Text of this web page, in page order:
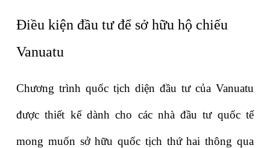
Điều kiện đầu tư để sở hữu hộ chiếu
Vanuatu
Chương trình quốc tịch diện đầu tư của Vanuatu
được thiết kế dành cho các nhà đầu tư quốc tế
mong muốn sở hữu quốc tịch thứ hai thông qua